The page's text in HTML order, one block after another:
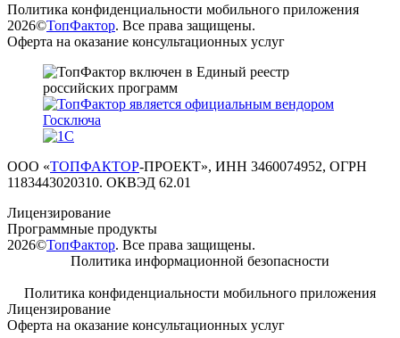
Политика конфиденциальности мобильного приложения
2026©ТопФактор. Все права защищены.
Оферта на оказание консультационных услуг
ООО «ТОПФАКТОР-ПРОЕКТ», ИНН 3460074952, ОГРН
1183443020310. ОКВЭД 62.01
Лицензирование
Программные продукты
2026©ТопФактор. Все права защищены.
Политика информационной безопасности
Политика конфиденциальности мобильного приложения
Лицензирование
Оферта на оказание консультационных услуг